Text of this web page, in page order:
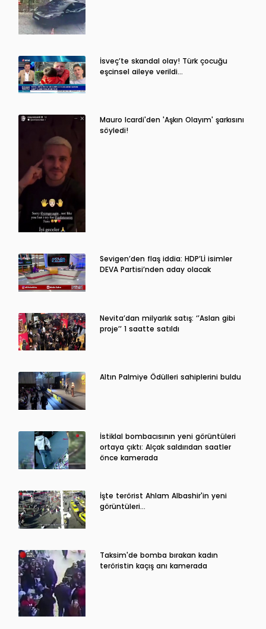
İsveç’te skandal olay! Türk çocuğu
eşcinsel aileye verildi…
Mauro Icardi'den 'Aşkın Olayım' şarkısını
söyledi!
Sevigen’den flaş iddia: HDP’Lİ isimler
DEVA Partisi’nden aday olacak
Nevita’dan milyarlık satış: ‘’Aslan gibi
proje’’ 1 saatte satıldı
Altın Palmiye Ödülleri sahiplerini buldu
İstiklal bombacısının yeni görüntüleri
ortaya çıktı: Alçak saldırıdan saatler
önce kamerada
İşte terörist Ahlam Albashir'in yeni
görüntüleri…
Taksim'de bomba bırakan kadın
teröristin kaçış anı kamerada